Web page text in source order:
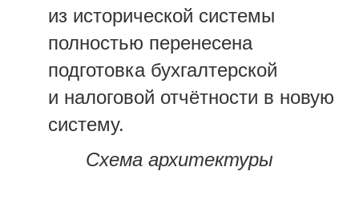
из исторической системы
полностью перенесена
подготовка бухгалтерской
и налоговой отчётности в новую
систему.
Схема архитектуры